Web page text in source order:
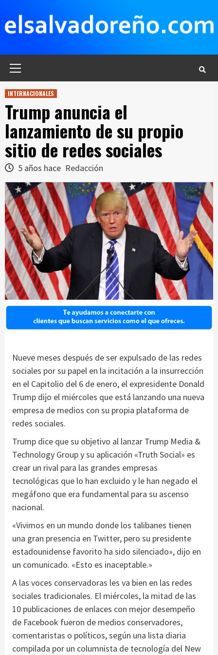
contenido
INTERNACIONALES
Trump anuncia el
lanzamiento de su propio
sitio de redes sociales
5 años hace Redacción
Nueve meses después de ser expulsado de las redes
sociales por su papel en la incitación a la insurrección
en el Capitolio del 6 de enero, el expresidente Donald
Trump dijo el miércoles que está lanzando una nueva
empresa de medios con su propia plataforma de
redes sociales.
Trump dice que su objetivo al lanzar Trump Media &
Technology Group y su aplicación «Truth Social» es
crear un rival para las grandes empresas
tecnológicas que lo han excluido y le han negado el
megáfono que era fundamental para su ascenso
nacional.
«Vivimos en un mundo donde los talibanes tienen
una gran presencia en Twitter, pero su presidente
estadounidense favorito ha sido silenciado», dijo en
un comunicado. «Esto es inaceptable.»
A las voces conservadoras les va bien en las redes
sociales tradicionales. El miércoles, la mitad de las
10 publicaciones de enlaces con mejor desempeño
de Facebook fueron de medios conservadores,
comentaristas o políticos, según una lista diaria
compilada por un columnista de tecnología del New